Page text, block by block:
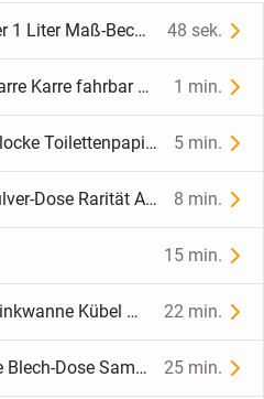
alter Aluminium-Messbecher 1 Liter Maß-Becher Antik Höhe 17 cm 48 sek.
Wurstmarkt Modell Schubkarre Karre fahrbar Weinfass Handarbeit 1 min.
Wäsche-Stampfer Wasch-Glocke Toilettenpapierhalter Messing Antik 5 min.
Klosterfrau Köln Schnupfpulver-Dose Rarität Antik Vintage 8 min.
15 min.
Pflanzwanne Pflanzkübel Zinkwanne Kübel Wanne 40 L undicht 22 min.
Maggi Brühwürfel Nostalgie Blech-Dose Sammler-Dose 25 min.